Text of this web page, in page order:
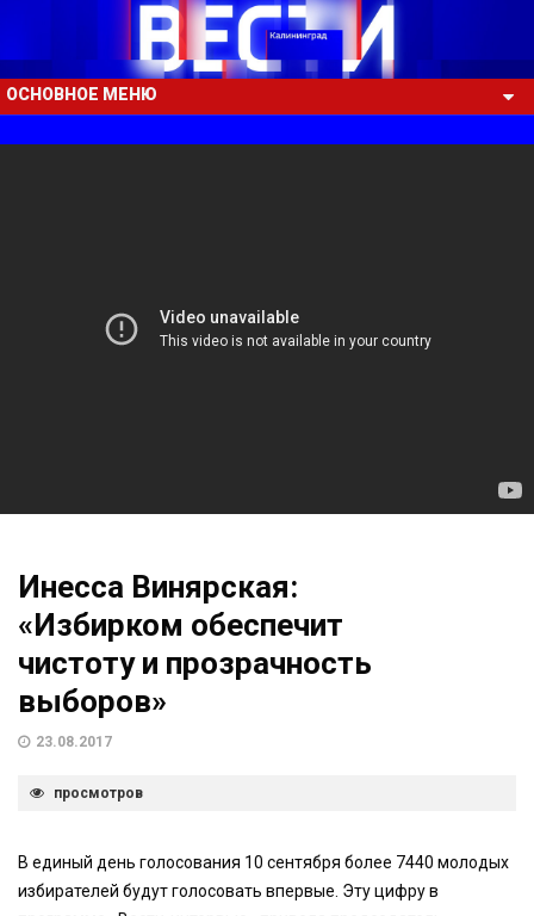
ОСНОВНОЕ МЕНЮ
Инесса Винярская:
«Избирком обеспечит
чистоту и прозрачность
выборов»
23.08.2017
просмотров
В единый день голосования 10 сентября более 7440 молодых
избирателей будут голосовать впервые. Эту цифру в